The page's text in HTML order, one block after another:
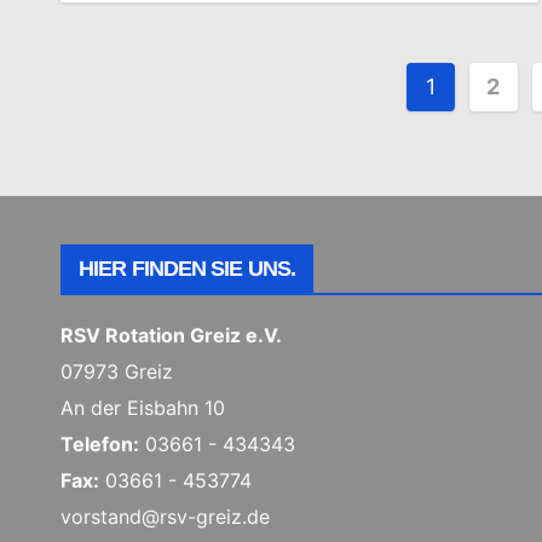
Beiträge
1 2
HIER FINDEN SIE UNS.
RSV Rotation Greiz e.V.
07973 Greiz
An der Eisbahn 10
Telefon: 03661 - 434343
Fax: 03661 - 453774
vorstand@rsv-greiz.de